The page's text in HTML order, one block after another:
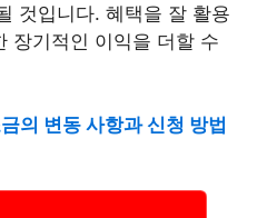
것입니다. 혜택을 잘 활용
장기적인 이익을 더할 수
의 변동 사항과 신청 방법